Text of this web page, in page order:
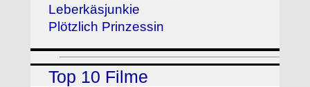
Leberkäsjunkie
Plötzlich Prinzessin
Top 10 Filme